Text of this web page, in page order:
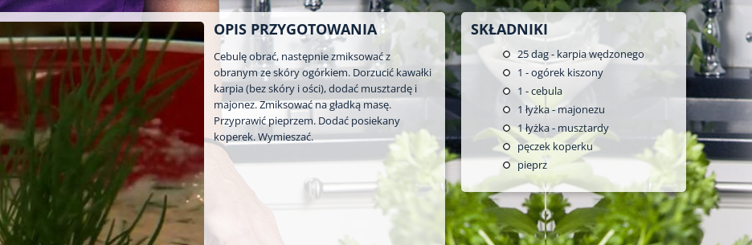
OPIS PRZYGOTOWANIA
Cebulę obrać, następnie zmiksować z
obranym ze skóry ogórkiem. Dorzucić kawałki
karpia (bez skóry i ości), dodać musztardę i
majonez. Zmiksować na gładką masę.
Przyprawić pieprzem. Dodać posiekany
koperek. Wymieszać.
SKŁADNIKI
25dag - karpia wędzonego
1 - ogórek kiszony
1 - cebula
1 łyżka - majonezu
1łyżka - musztardy
pęczek koperku
pieprz